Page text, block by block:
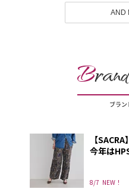
AND
B
ブラ
8/7 NEW！
【
今年は